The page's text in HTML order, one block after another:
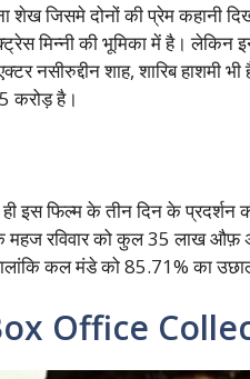
शेख जिसमे दोनों की प्रेम कहानी
मिन्नी की भूमिका में है। लेकिन
नसीरुद्दीन शाह, शारिब हाशमी
करोड़ है।
इस फिल्म के तीन दिन के
महज रविवार को कुल 35 लाख औफ़
कल मंडे को 85.71% का
Office